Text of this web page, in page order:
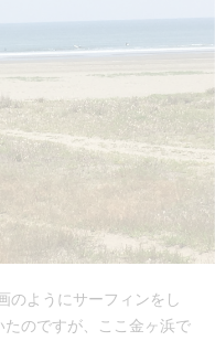
のようにサーフィンをし
のですが、ここ金ヶ浜で